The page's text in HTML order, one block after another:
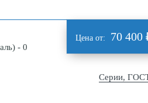
Цена от: 70 400
Серии,